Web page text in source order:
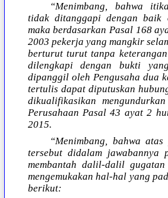
“Menimbang, bahwa
tidak ditanggapi dengan baik
maka berdasarkan Pasal 168
2003 pekerja yang mangkir
berturut turut tanpa
dilengkapi dengan bukti
dipanggil oleh Pengusaha dua
tertulis dapat diputuskan
dikualifikasikan
Perusahaan Pasal 43 ayat 2
2015.
“Menimbang, bahwa
tersebut didalam jawabannya
membantah dalil-dalil gugatan
mengemukakan hal-hal yang
berikut: